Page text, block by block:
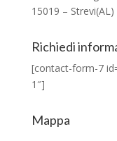
15019 – Strevi(AL)
Richiedi
[contact-form-7
1″]
Mappa